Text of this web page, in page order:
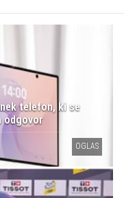
telefon, ki se
odgovor
OGLAS